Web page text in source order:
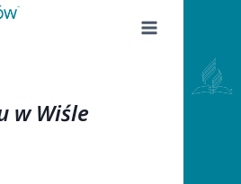
w Wiśle